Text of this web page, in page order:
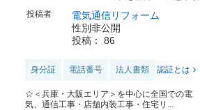
投稿者
電気通信リフォーム
性別非公開
投稿： 86
身分証 電話番号 法人書類 認証とは
☆＜兵庫・大阪エリア＞を中心に全国での電
気、通信工事・店舗内装工事・住宅リ...